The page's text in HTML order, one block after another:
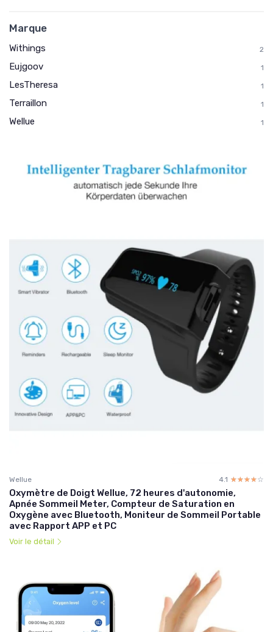
Marque
Withings 2
Eujgoov 1
LesTheresa 1
Terraillon 1
Wellue 1
Wellue 4.1 ☆☆☆☆☆
★★★★★
Oxymètre de Doigt Wellue, 72 heures d'autonomie,
Apnée Sommeil Meter, Compteur de Saturation en
Oxygène avec Bluetooth, Moniteur de Sommeil Portable
avec Rapport APP et PC
Voir le détail